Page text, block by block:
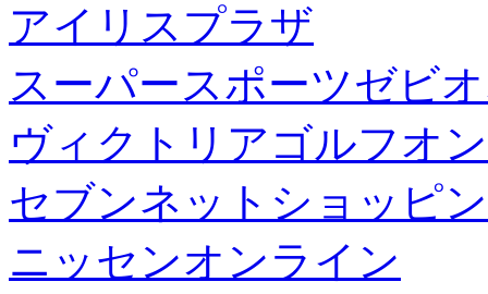
アイリスプラザ
スーパースポーツゼビ
ヴィクトリアゴルフオ
セブンネットショッピ
ニッセンオンライン